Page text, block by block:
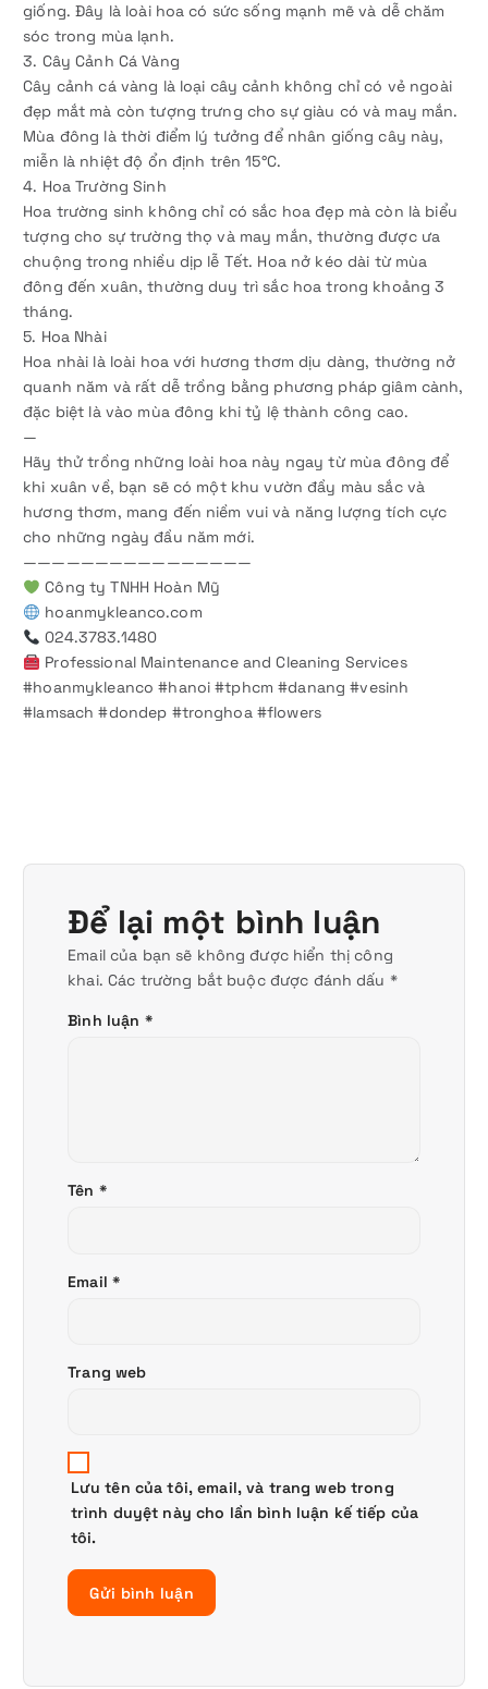
giống. Đây là loài hoa có sức sống mạnh mẽ và dễ chăm
sóc trong mùa lạnh.
3. Cây Cảnh Cá Vàng
Cây cảnh cá vàng là loại cây cảnh không chỉ có vẻ ngoài
đẹp mắt mà còn tượng trưng cho sự giàu có và may mắn.
Mùa đông là thời điểm lý tưởng để nhân giống cây này,
miễn là nhiệt độ ổn định trên 15°C.
4. Hoa Trường Sinh
Hoa trường sinh không chỉ có sắc hoa đẹp mà còn là biểu
tượng cho sự trường thọ và may mắn, thường được ưa
chuộng trong nhiều dịp lễ Tết. Hoa nở kéo dài từ mùa
đông đến xuân, thường duy trì sắc hoa trong khoảng 3
tháng.
5. Hoa Nhài
Hoa nhài là loài hoa với hương thơm dịu dàng, thường nở
quanh năm và rất dễ trồng bằng phương pháp giâm cành,
đặc biệt là vào mùa đông khi tỷ lệ thành công cao.
—
Hãy thử trồng những loài hoa này ngay từ mùa đông để
khi xuân về, bạn sẽ có một khu vườn đầy màu sắc và
hương thơm, mang đến niềm vui và năng lượng tích cực
cho những ngày đầu năm mới.
————————————————
Công ty TNHH Hoàn Mỹ
hoanmykleanco.com
024.3783.1480
Professional Maintenance and Cleaning Services
#hoanmykleanco #hanoi #tphcm #danang #vesinh
#lamsach #dondep #tronghoa #flowers
Để lại một bình luận
Email của bạn sẽ không được hiển thị công
khai. Các trường bắt buộc được đánh dấu *
Bình luận *
Tên *
Email *
Trang web
Lưu tên của tôi, email, và trang web trong
trình duyệt này cho lần bình luận kế tiếp của
tôi.